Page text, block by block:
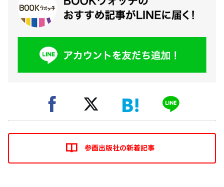
参画出版社の新着記事